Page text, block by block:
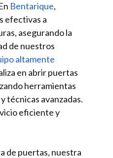
Bentarique,
efectivas a
asegurando la
de nuestros
altamente
en abrir puertas
herramientas
técnicas avanzadas.
eficiente y
de puertas, nuestra